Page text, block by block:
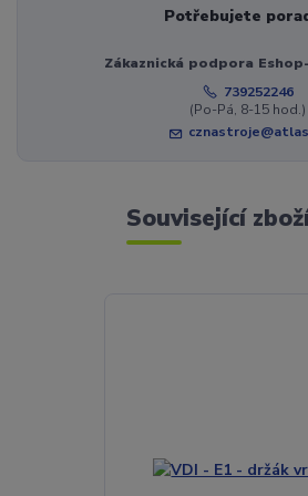
Potřebujete
Zákaznická podpora
739252246
(Po-Pá, 8-15 hod.)
Související